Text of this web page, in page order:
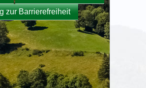
zur Barrierefreiheit